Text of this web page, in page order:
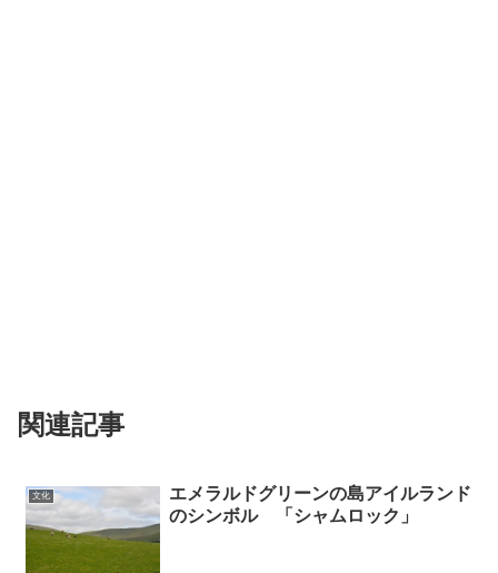
関連記事
文化
エメラルドグリーンの島アイルランド
のシンボル 「シャムロック」